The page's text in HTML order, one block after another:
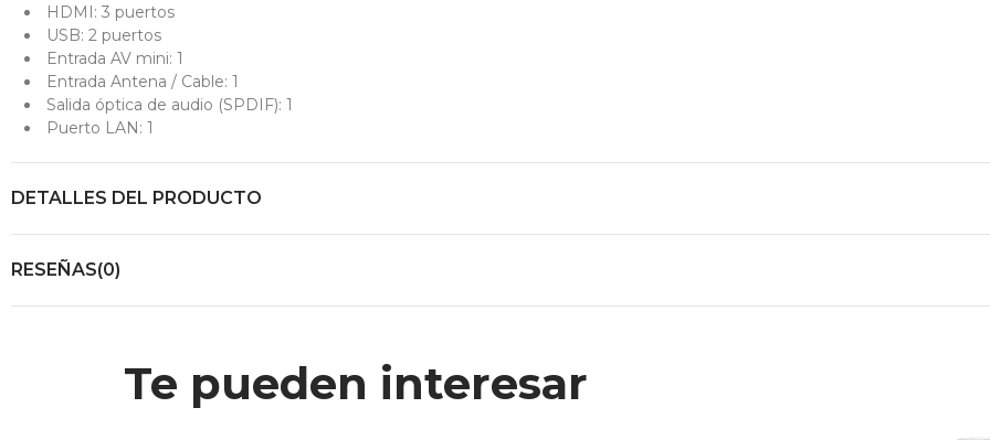
HDMI: 3 puertos
USB: 2 puertos
Entrada AV mini: 1
Entrada Antena / Cable: 1
Salida óptica de audio (SPDIF): 1
Puerto LAN: 1
DETALLES DEL PRODUCTO
RESEÑAS(0)
Te pueden interesar